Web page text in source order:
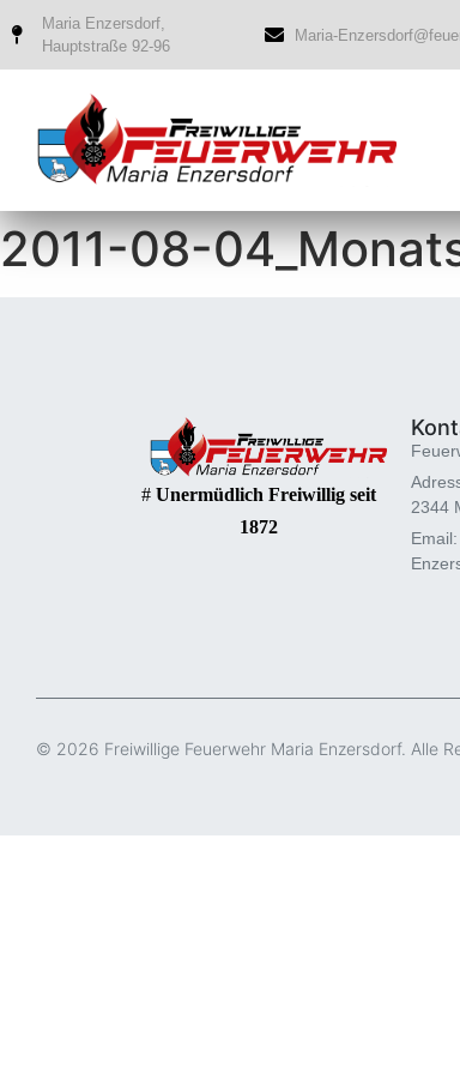
Maria Enzersdorf,
Hauptstraße 92-96
Maria-
2011-08-
# Unermüdlich Freiwillig seit
1872
2344
© 2026 Freiwillige Feuerwehr Maria Enzersdorf. Alle